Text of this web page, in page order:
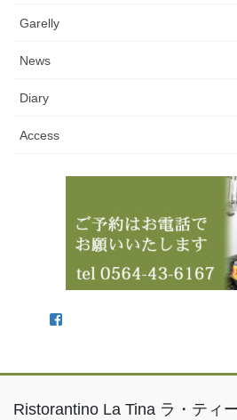
Garelly
News
Diary
Access
Ristorantino La Tina ラ・ティ